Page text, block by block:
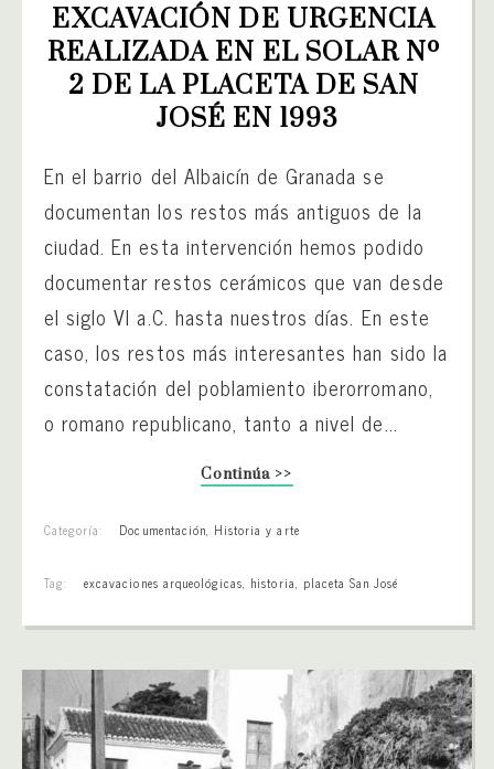
EXCAVACIÓN DE URGENCIA
REALIZADA EN EL SOLAR Nº
2 DE LA PLACETA DE SAN
JOSÉ EN 1993
En el barrio del Albaicín de Granada se
documentan los restos más antiguos de la
ciudad. En esta intervención hemos podido
documentar restos cerámicos que van desde
el siglo VI a.C. hasta nuestros días. En este
caso, los restos más interesantes han sido la
constatación del poblamiento iberorromano,
o romano republicano, tanto a nivel de...
Continúa >>
Categoría: Documentación, Historia y arte
Tag: excavaciones arqueológicas, historia, placeta San José